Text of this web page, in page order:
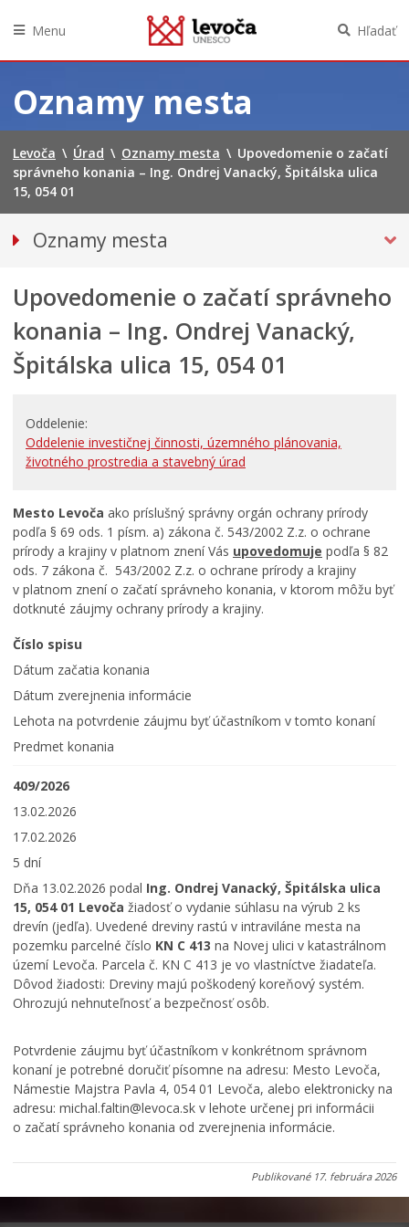
obsah
Menu Hľadať
Oznamy mesta
Levoča \ Úrad \ Oznamy mesta \ Upovedomenie o začatí
správneho konania – Ing. Ondrej Vanacký, Špitálska ulica
15, 054 01
Oznamy mesta
Bezpečnosť
Doprava, údržba komunikácií
Kultúra, šport a propagácia
RODINA, ŽIVOT, BÝVANIE
Školstvo
Zamestnanie v samospráve
ŽIVOTNÉ PROSTREDIE A ODPADY
Upovedomenie o začatí správneho
konania – Ing. Ondrej Vanacký,
Špitálska ulica 15, 054 01
Oddelenie
Oddelenie investičnej činnosti, územného plánovania,
životného prostredia a stavebný úrad
Mesto Levoča ako príslušný správny orgán ochrany prírody
podľa § 69 ods. 1 písm. a) zákona č. 543/2002 Z.z. o ochrane
prírody a krajiny v platnom znení Vás upovedomuje podľa § 82
ods. 7 zákona č. 543/2002 Z.z. o ochrane prírody a krajiny
v platnom znení o začatí správneho konania, v ktorom môžu byť
dotknuté záujmy ochrany prírody a krajiny.
Číslo spisu
Dátum začatia konania
Dátum zverejnenia informácie
Lehota na potvrdenie záujmu byť účastníkom v tomto konaní
Predmet konania
409/2026
13.02.2026
17.02.2026
5 dní
Dňa 13.02.2026 podal Ing. Ondrej Vanacký, Špitálska ulica
15, 054 01 Levoča žiadosť o vydanie súhlasu na výrub 2 ks
drevín (jedľa). Uvedené dreviny rastú v intraviláne mesta na
pozemku parcelné číslo KN C 413 na Novej ulici v katastrálnom
území Levoča. Parcela č. KN C 413 je vo vlastníctve žiadateľa.
Dôvod žiadosti: Dreviny majú poškodený koreňový systém.
Ohrozujú nehnuteľnosť a bezpečnosť osôb.
Potvrdenie záujmu byť účastníkom v konkrétnom správnom
konaní je potrebné doručiť písomne na adresu: Mesto Levoča,
Námestie Majstra Pavla 4, 054 01 Levoča, alebo elektronicky na
adresu: michal.faltin@levoca.sk v lehote určenej pri informácii
o začatí správneho konania od zverejnenia informácie.
Publikované 17. februára 2026